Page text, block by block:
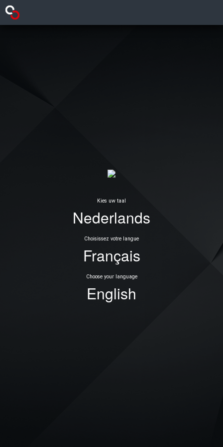
Kies uw taal
Nederlands
Choisissez votre langue
Français
Choose your language
English